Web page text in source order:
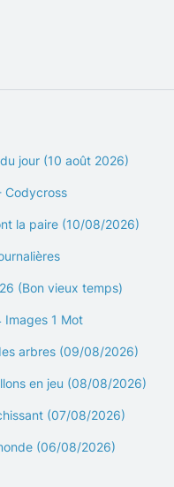
jour (10 août 2026)
Codycross
la paire (10/08/2026)
(Bon vieux temps)
Images 1 Mot
arbres (09/08/2026)
en jeu (08/08/2026)
(07/08/2026)
(06/08/2026)